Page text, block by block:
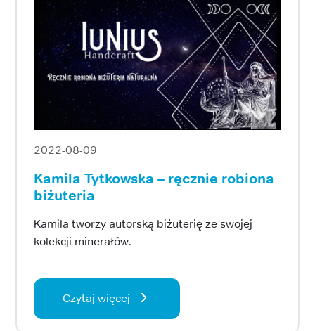
2022-08-09
Kamila Tytkowska – ręcznie robiona
biżuteria
Kamila tworzy autorską biżuterię ze swojej
kolekcji minerałów.
Czytaj więcej